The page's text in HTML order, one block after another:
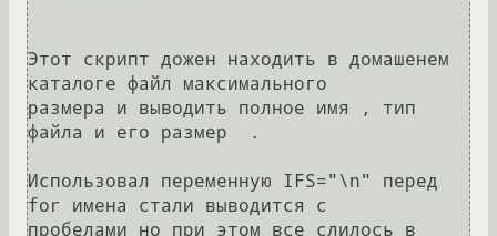
Этот скрипт дожен находить в домашенем
каталоге файл максимального
размера и выводить полное имя , тип
файла и его размер  .
Использовал переменную IFS="\n" перед
for имена стали выводится с
пробелами но при этом все слилось в